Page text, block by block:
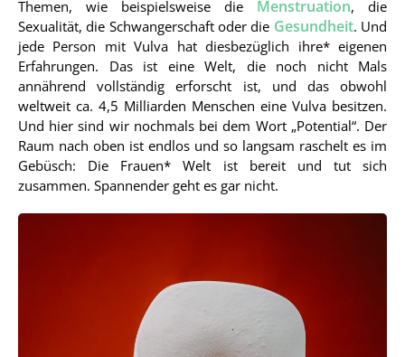
Themen, wie beispielsweise die Menstruation, die
Sexualität, die Schwangerschaft oder die Gesundheit. Und
jede Person mit Vulva hat diesbezüglich ihre* eigenen
Erfahrungen. Das ist eine Welt, die noch nicht Mals
annährend vollständig erforscht ist, und das obwohl
weltweit ca. 4,5 Milliarden Menschen eine Vulva besitzen.
Und hier sind wir nochmals bei dem Wort „Potential“. Der
Raum nach oben ist endlos und so langsam raschelt es im
Gebüsch: Die Frauen* Welt ist bereit und tut sich
zusammen. Spannender geht es gar nicht.